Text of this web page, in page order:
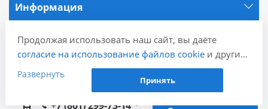
Информация
Города
Наши контакты
+7 (861) 299-73-14
Продолжая использовать наш сайт, вы даёте
согласие на использование файлов cookieи других
пользовательских данных (включая IP-адрес,
сведения о местоположении, устройстве, действиях
Развернуть
Принять